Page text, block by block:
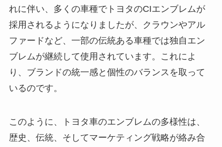
れに伴い、多くの車種でトヨタのCIエンブレムが
採用されるようになりましたが、クラウンやアル
ファードなど、一部の伝統ある車種では独自エン
ブレムが継続して使用されています。これによ
り、ブランドの統一感と個性のバランスを取って
いるのです。
このように、トヨタ車のエンブレムの多様性は、
歴史、伝統、そしてマーケティング戦略が絡み合